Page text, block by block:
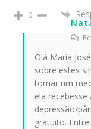
0
Olá Maria
sobre estes
tomar um
ela
depressão/
gratuito.